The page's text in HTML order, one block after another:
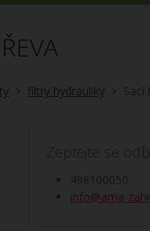
filtry hydrauliky
Sací
Zeptejte se
498100050
info@ama-